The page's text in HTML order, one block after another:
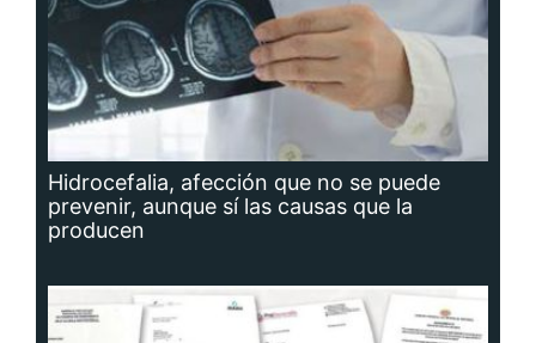
Hidrocefalia, afección que no se puede
prevenir, aunque sí las causas que la
producen